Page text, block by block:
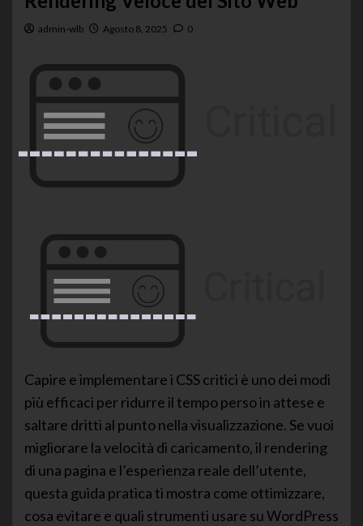
admin-wlb Agosto 8, 2025 0
Capire e implementare i CSS critici è uno dei modi
più efficaci per ridurre il tempo perso in attese e
saltare dritti al punto nella visualizzazione. Se vuoi
migliorare la velocità di caricamento, il rendering
di una pagina e l’esperienza reale dell’utente,
questa guida pratica ti mostra come ottimizzare,
cosa evitare e quali strumenti usare su WordPress